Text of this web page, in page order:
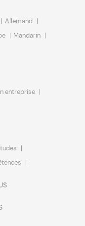
Allemand
Mandarin
entreprise